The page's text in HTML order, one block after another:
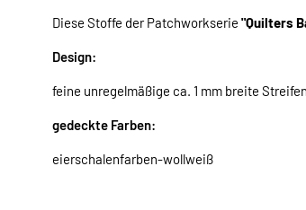
Diese Stoffe der Patchworkserie "Quilters
Design:
feine unregelmäßige ca. 1 mm breite Streifen
gedeckte Farben:
eierschalenfarben-wollweiß